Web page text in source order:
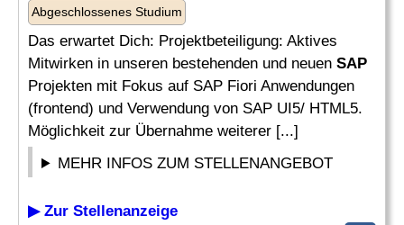
Abgeschlossenes Studium
Das erwartet Dich: Projektbeteiligung: Aktives
Mitwirken in unseren bestehenden und neuen SAP
Projekten mit Fokus auf SAP Fiori Anwendungen
(frontend) und Verwendung von SAP UI5/ HTML5.
Möglichkeit zur Übernahme weiterer [...]
MEHR INFOS ZUM STELLENANGEBOT
▶ Zur Stellenanzeige